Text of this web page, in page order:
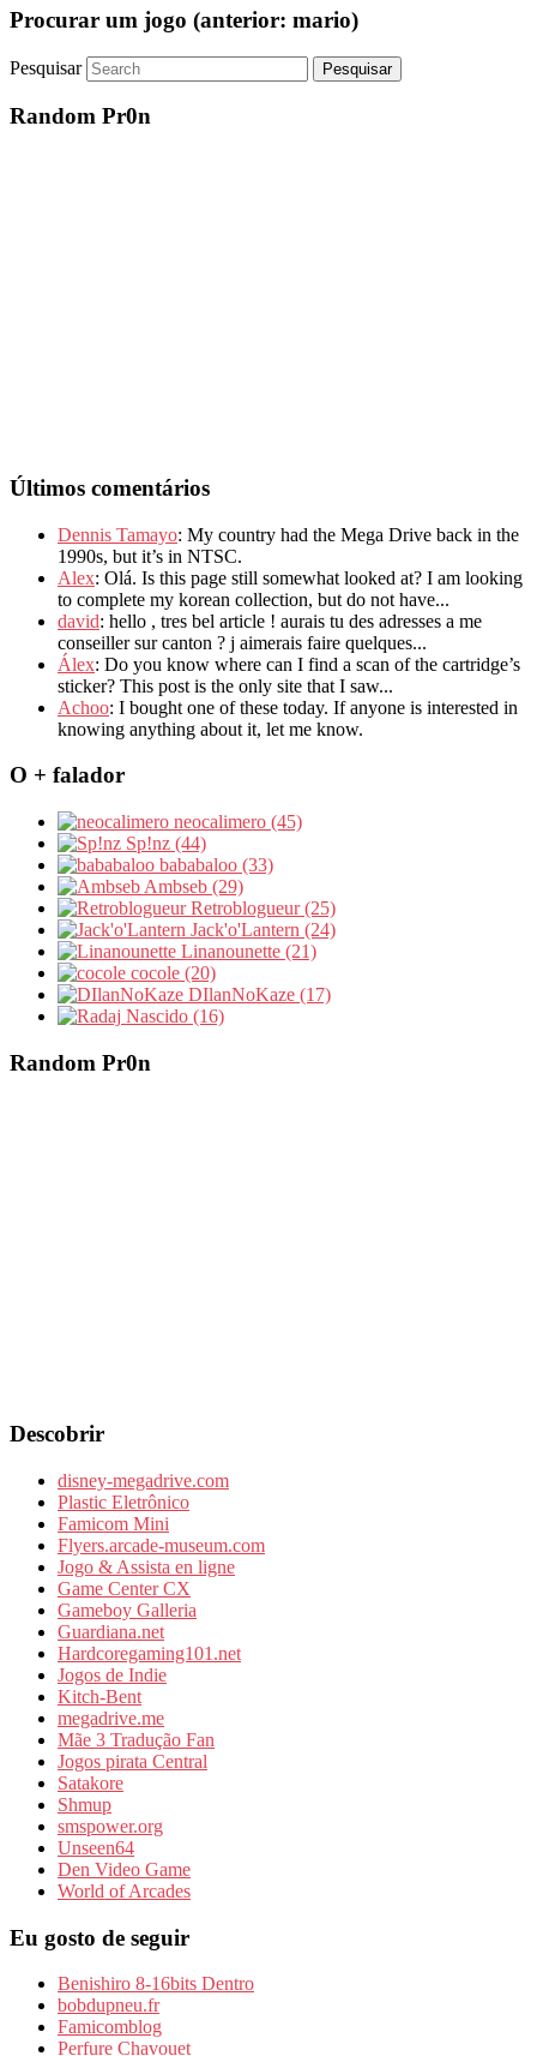
Procurar um jogo (anterior: mario)
Pesquisar
Random Pr0n
Últimos comentários
Dennis Tamayo: My country had the Mega Drive back in the
1990s, but it’s in NTSC.
Alex: Olá. Is this page still somewhat looked at? I am looking
to complete my korean collection, but do not have...
david: hello , tres bel article ! aurais tu des adresses a me
conseiller sur canton ? j aimerais faire quelques...
Álex: Do you know where can I find a scan of the cartridge’s
sticker? This post is the only site that I saw...
Achoo: I bought one of these today. If anyone is interested in
knowing anything about it, let me know.
O + falador
neocalimero (45)
Sp!nz (44)
bababaloo (33)
Ambseb (29)
Retroblogueur (25)
Jack'o'Lantern (24)
Linanounette (21)
cocole (20)
DIlanNoKaze (17)
Nascido (16)
Random Pr0n
Descobrir
disney-megadrive.com
Plastic Eletrônico
Famicom Mini
Flyers.arcade-museum.com
Jogo & Assista en ligne
Game Center CX
Gameboy Galleria
Guardiana.net
Hardcoregaming101.net
Jogos de Indie
Kitch-Bent
megadrive.me
Mãe 3 Tradução Fan
Jogos pirata Central
Satakore
Shmup
smspower.org
Unseen64
Den Video Game
World of Arcades
Eu gosto de seguir
Benishiro 8-16bits Dentro
bobdupneu.fr
Famicomblog
Perfure Chavouet